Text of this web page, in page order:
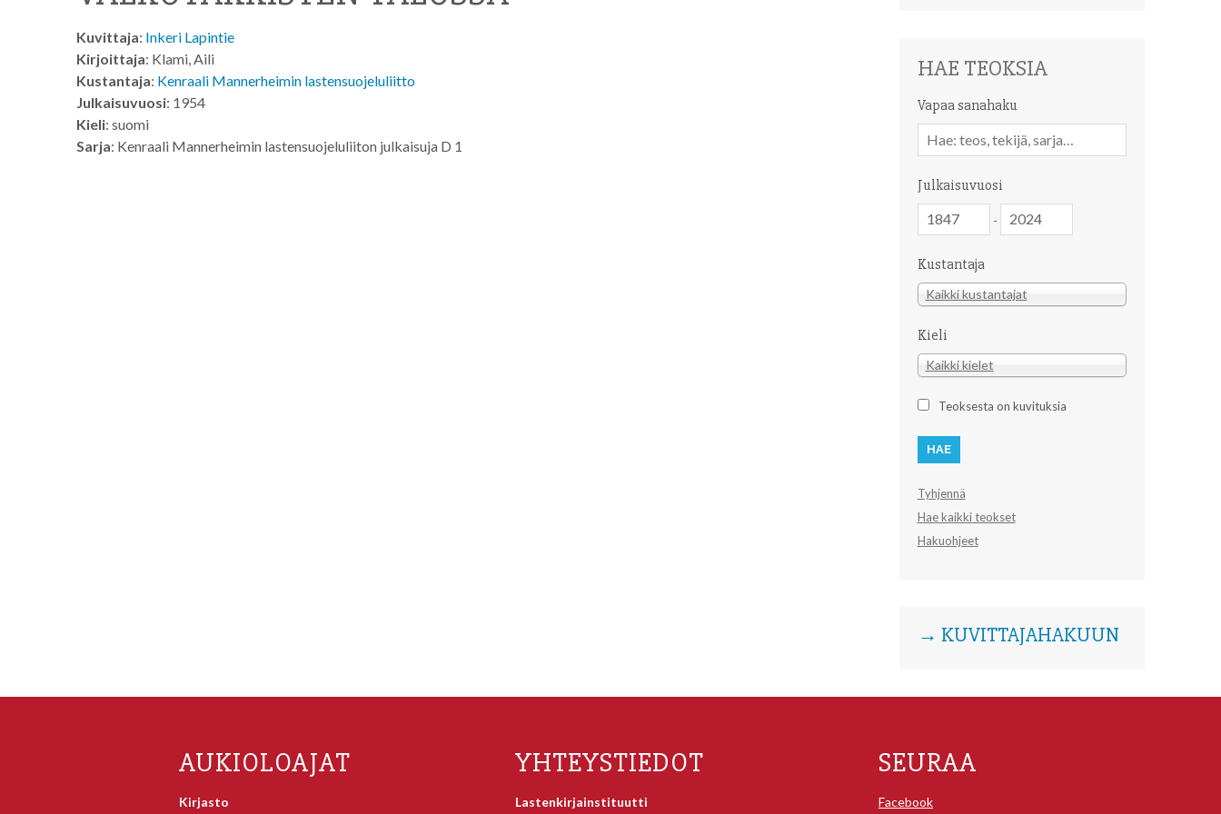
Kuvittaja: Inkeri Lapintie
Kirjoittaja: Klami, Aili
Kustantaja: Kenraali Mannerheimin lastensuojeluliitto
Julkaisuvuosi: 1954
Kieli: suomi
Sarja: Kenraali Mannerheimin lastensuojeluliiton julkaisuja D 1
HAE TEOKSIA
Vapaa sanahaku
sanahaku
Julkaisuvuosi
-
Kustantaja
Kustantaja
Kaikki kustantajat
Kieli
Kieli
Kaikki kielet
Teoksesta on kuvituksia
Tyhjennä
Hae kaikki teokset
Hakuohjeet
→ KUVITTAJAHAKUUN
AUKIOLOAJAT
Kirjasto
YHTEYSTIEDOT
Lastenkirjainstituutti
SEURAA
Facebook